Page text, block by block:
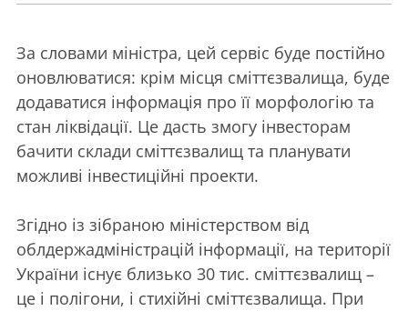
За словами міністра, цей сервіс буде постійно
оновлюватися: крім місця сміттєзвалища, буде
додаватися інформація про її морфологію та
стан ліквідації. Це дасть змогу інвесторам
бачити склади сміттєзвалищ та планувати
можливі інвестиційні проекти.
Згідно із зібраною міністерством від
облдержадміністрацій інформації, на території
України існує близько 30 тис. сміттєзвалищ –
це і полігони, і стихійні сміттєзвалища. При